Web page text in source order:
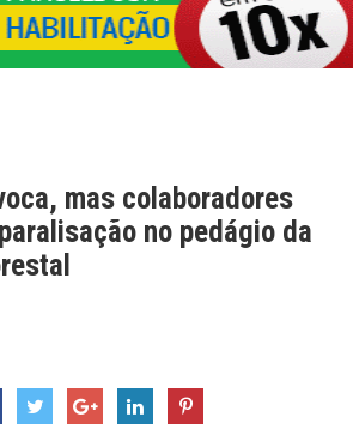
mas colaboradores
no pedágio da